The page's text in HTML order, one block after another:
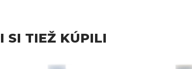
SI TIEŽ KÚPILI